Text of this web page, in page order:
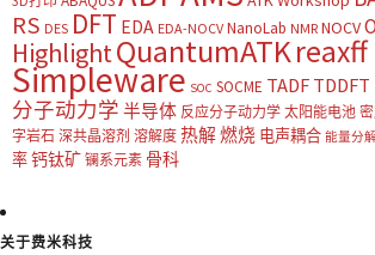
RS DES DFT EDA EDA-NOCV NanoLab NMR NOCV
HighlightQuantumATKreaxff
Simpleware SOC SOCME TADF TDDFT
分子动力学 半导体 反应分子动力学 太阳能电池
字岩石 深共晶溶剂 溶解度 热解燃烧 电声耦合 能量分
率钙钛矿 镧系元素 骨科
关于费米科技